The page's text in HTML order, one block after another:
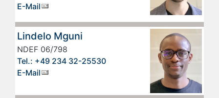
E-Mail
Lindelo Mguni
NDEF 06/798
Tel.: +49 234 32-25530
E-Mail